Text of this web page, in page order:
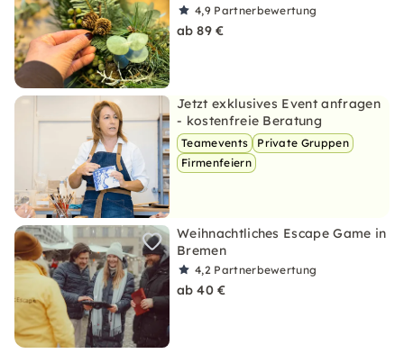
4,9 Partnerbewertung
ab 89 €
Jetzt exklusives Event anfragen
- kostenfreie Beratung
Teamevents
Private Gruppen
Firmenfeiern
Weihnachtliches Escape Game in
Bremen
4,2 Partnerbewertung
ab 40 €